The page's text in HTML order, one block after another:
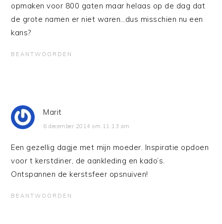
opmaken voor 800 gaten maar helaas op de dag dat
de grote namen er niet waren…dus misschien nu een
kans?
BEANTWOORDEN
Marit
6 december 2014 om 11:13 am
Een gezellig dagje met mijn moeder. Inspiratie opdoen
voor t kerstdiner, de aankleding en kado’s.
Ontspannen de kerstsfeer opsnuiven!
BEANTWOORDEN